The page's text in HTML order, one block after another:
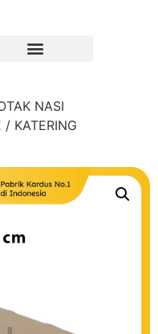
NASI
/ KATERING